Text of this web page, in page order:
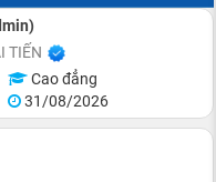
TIẾN
Cao đẳng
31/08/2026